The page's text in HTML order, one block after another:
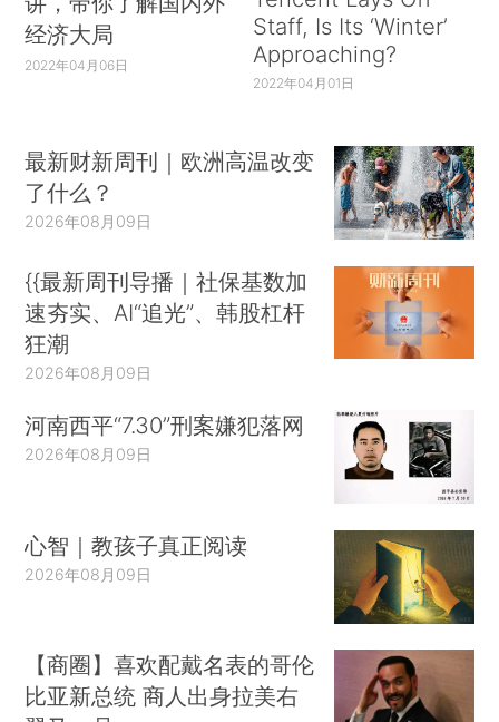
经济大局
2022年04月06日
Staff, Is Its ‘Winter’
Approaching?
2022年04月01日
最新财新周刊｜欧洲高温改变
了什么？
2026年08月09日
{{最新周刊导播｜社保基数加
速夯实、AI“追光”、韩股杠杆
狂潮
2026年08月09日
河南西平“7.30”刑案嫌犯落网
2026年08月09日
心智｜教孩子真正阅读
2026年08月09日
【商圈】喜欢配戴名表的哥伦
比亚新总统 商人出身拉美右